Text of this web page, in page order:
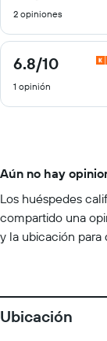
10
2 opiniones
6.8/10
6.8
10
1 opinión
Aún no hay
Los huéspedes
compartido una
y la ubicación para
Ubicación